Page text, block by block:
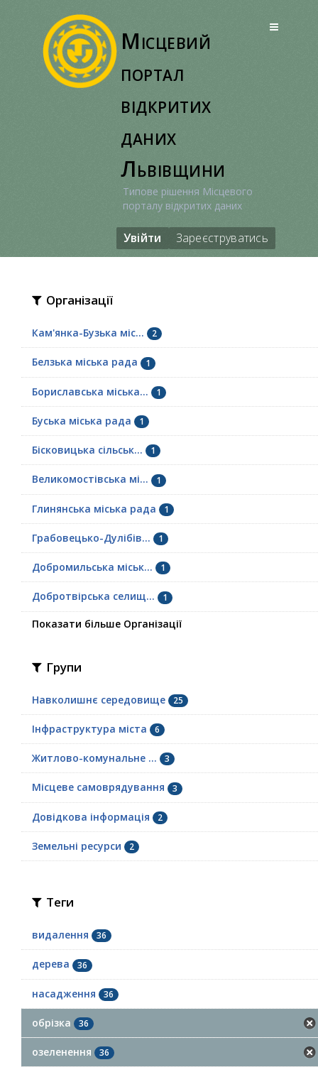
Місцевий
портал
відкритих
даних
Львівщини
Типове рішення Місцевого
порталу відкритих даних
Увійти Зареєструватись
Організації
Кам'янка-Бузька міс... 2
Белзька міська рада 1
Бориславська міська... 1
Буська міська рада 1
Бісковицька сільськ... 1
Великомостівська мі... 1
Глинянська міська рада 1
Грабовецько-Дулібів... 1
Добромильська міськ... 1
Добротвірська селищ... 1
Показати більше Організації
Групи
Навколишнє середовище 25
Інфраструктура міста 6
Житлово-комунальне ... 3
Місцеве самоврядування 3
Довідкова інформація 2
Земельні ресурси 2
Теги
видалення 36
дерева 36
насадження 36
обрізка 36
озеленення 36